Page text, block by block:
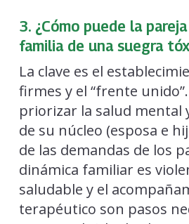
3. ¿Cómo puede la
familia de una suegra
La clave es el
firmes y el “frente
priorizar la salud mental
de su núcleo (esposa e
de las demandas de los
dinámica familiar es
saludable y el
terapéutico son pasos